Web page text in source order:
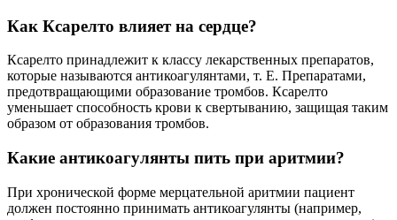
Как Ксарелто влияет на сердце?
Ксарелто принадлежит к классу лекарственных препаратов,
которые называются антикоагулянтами, т. Е. Препаратами,
предотвращающими образование тромбов. Ксарелто
уменьшает способность крови к свертыванию, защищая таким
образом от образования тромбов.
Какие антикоагулянты пить при аритмии?
При хронической форме мерцательной аритмии пациент
должен постоянно принимать антикоагулянты (например,